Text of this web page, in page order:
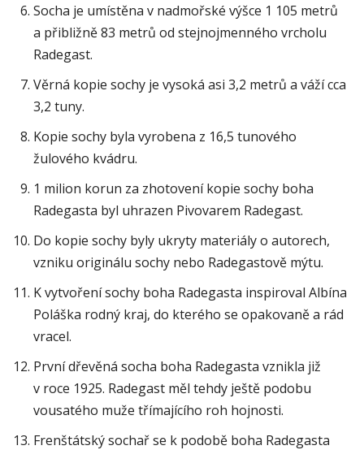
Socha je umístěna v nadmořské výšce 1 105 metrů
a přibližně 83 metrů od stejnojmenného vrcholu
Radegast.
Věrná kopie sochy je vysoká asi 3,2 metrů a váží cca
3,2 tuny.
Kopie sochy byla vyrobena z 16,5 tunového
žulového kvádru.
1 milion korun za zhotovení kopie sochy boha
Radegasta byl uhrazen Pivovarem Radegast.
Do kopie sochy byly ukryty materiály o autorech,
vzniku originálu sochy nebo Radegastově mýtu.
K vytvoření sochy boha Radegasta inspiroval Albína
Poláška rodný kraj, do kterého se opakovaně a rád
vracel.
První dřevěná socha boha Radegasta vznikla již
v roce 1925. Radegast měl tehdy ještě podobu
vousatého muže třímajícího roh hojnosti.
Frenštátský sochař se k podobě boha Radegasta